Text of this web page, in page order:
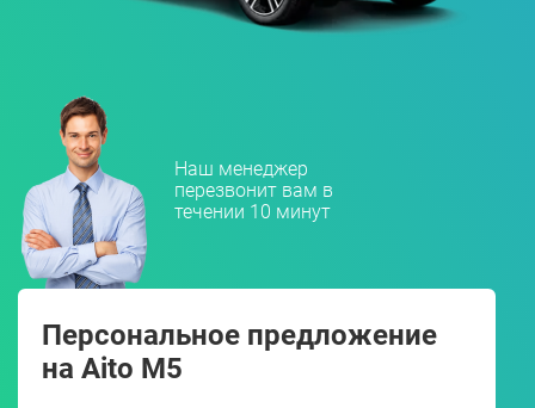
Наш менеджер
перезвонит вам в
течении 10 минут
Персональное предложение
на Aito M5